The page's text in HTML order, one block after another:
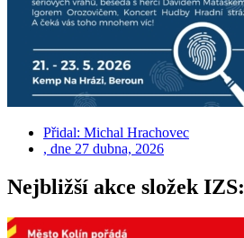
Přidal: Michal Hrachovec
, dne 27 dubna, 2026
Nejbližší akce složek IZS: